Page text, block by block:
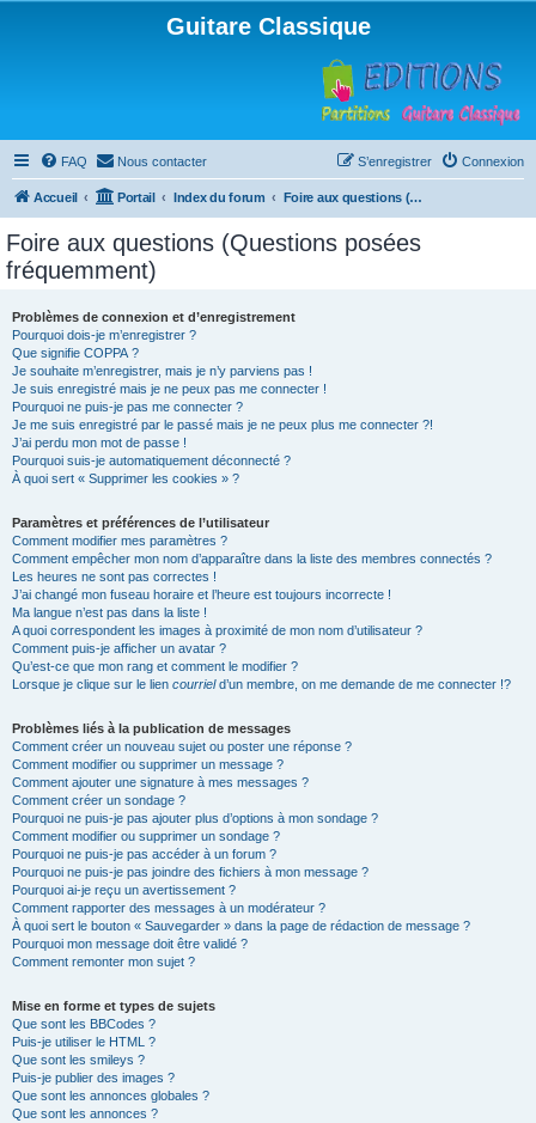
Guitare Classique
FAQ Nous contacter Connexion
S’enregistrer
Accueil Portail Index du forum Foire aux questions (Questions posées fréquemment)
Foire aux questions (Questions posées
fréquemment)
Problèmes de connexion et d’enregistrement
Pourquoi dois-je m’enregistrer ?
Que signifie COPPA ?
Je souhaite m’enregistrer, mais je n’y parviens pas !
Je suis enregistré mais je ne peux pas me connecter !
Pourquoi ne puis-je pas me connecter ?
Je me suis enregistré par le passé mais je ne peux plus me connecter ?!
J’ai perdu mon mot de passe !
Pourquoi suis-je automatiquement déconnecté ?
À quoi sert « Supprimer les cookies » ?
Paramètres et préférences de l’utilisateur
Comment modifier mes paramètres ?
Comment empêcher mon nom d’apparaître dans la liste des membres connectés ?
Les heures ne sont pas correctes !
J’ai changé mon fuseau horaire et l’heure est toujours incorrecte !
Ma langue n’est pas dans la liste !
A quoi correspondent les images à proximité de mon nom d’utilisateur ?
Comment puis-je afficher un avatar ?
Qu’est-ce que mon rang et comment le modifier ?
Lorsque je clique sur le lien courrield’un membre, on me demande de me connecter !?
Problèmes liés à la publication de messages
Comment créer un nouveau sujet ou poster une réponse ?
Comment modifier ou supprimer un message ?
Comment ajouter une signature à mes messages ?
Comment créer un sondage ?
Pourquoi ne puis-je pas ajouter plus d’options à mon sondage ?
Comment modifier ou supprimer un sondage ?
Pourquoi ne puis-je pas accéder à un forum ?
Pourquoi ne puis-je pas joindre des fichiers à mon message ?
Pourquoi ai-je reçu un avertissement ?
Comment rapporter des messages à un modérateur ?
À quoi sert le bouton « Sauvegarder » dans la page de rédaction de message ?
Pourquoi mon message doit être validé ?
Comment remonter mon sujet ?
Mise en forme et types de sujets
Que sont les BBCodes ?
Puis-je utiliser le HTML ?
Que sont les smileys ?
Puis-je publier des images ?
Que sont les annonces globales ?
Que sont les annonces ?